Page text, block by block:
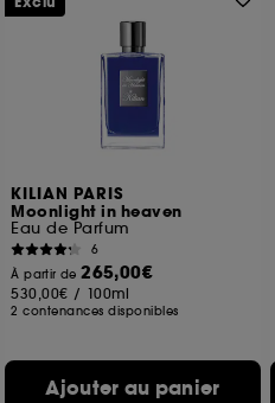
KILIAN PARIS
Moonlight in heaven
Eau de Parfum
6
À partir de265,00€
530,00€ / 100ml
2 contenances disponibles
Ajouter au panier